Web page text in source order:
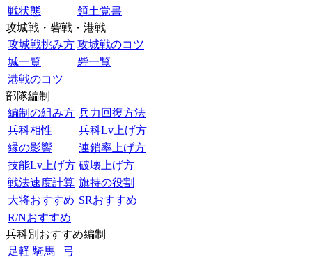
戦状態
領土覚書
攻城戦・砦戦・港戦
攻城戦挑み方 攻城戦のコツ
城一覧
砦一覧
港戦のコツ
部隊編制
編制の組み方 兵力回復方法
兵科相性
兵科Lv上げ方
縁の影響
連鎖率上げ方
技能Lv上げ方 破壊上げ方
戦法速度計算 旗持の役割
大将おすすめ SRおすすめ
R/Nおすすめ
兵科別おすすめ編制
足軽 騎馬 弓